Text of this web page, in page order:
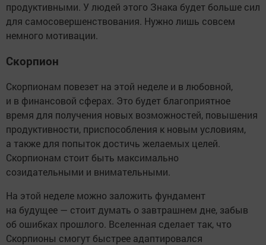
продуктивными. У людей этого Знака будет больше сил
для самосовершенствования. Нужно лишь совсем
немного мотивации.
Скорпион
Скорпионам повезет на этой неделе и в любовной,
и в финансовой сферах. Это будет благоприятное
время для получения новых возможностей, повышения
продуктивности, приспособления к новым условиям,
а также для попыток достичь желаемых целей.
Скорпионам стоит быть максимально
созидательными и внимательными.
На этой неделе можно заложить фундамент
на будущее — стоит думать о завтрашнем дне, забыв
об ошибках прошлого. Вселенная сделает так, что
Скорпионы смогут быстрее адаптировался